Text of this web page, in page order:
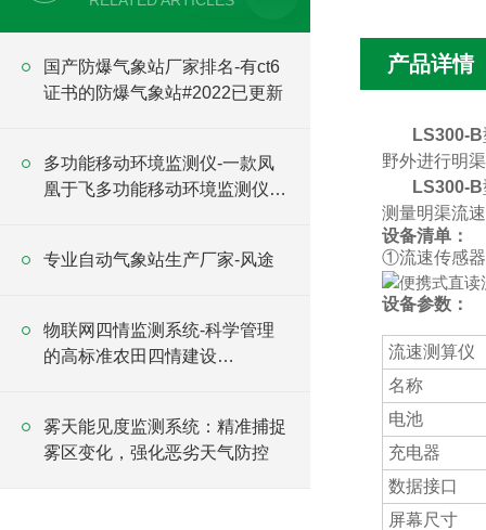
国产防爆气象站厂家排名-有ct6
证书的防爆气象站#2022已更新
多功能移动环境监测仪-一款凤
凰于飞多功能移动环境监测仪
专业自动气象站生产厂家-风途
物联网四情监测系统-科学管理
的高标准农田四情建设
雾天能见度监测系统：精准捕捉
雾区变化，强化恶劣天气防控
产品详情
LS300-B
野外进行明
LS300-B
测量明渠流
设备清
①流速传感
设备参数：
流速测算仪
名称
电池
充电器
数据接口
屏幕尺寸